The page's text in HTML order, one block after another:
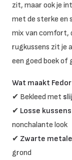
zit, maar ook je
met de sterke en
mix van comfort,
rugkussens zit je
een goed boek of
Wat maakt
✔ Bekleed met
✔ Losse kussens
nonchalante look
✔ Zwarte
grond